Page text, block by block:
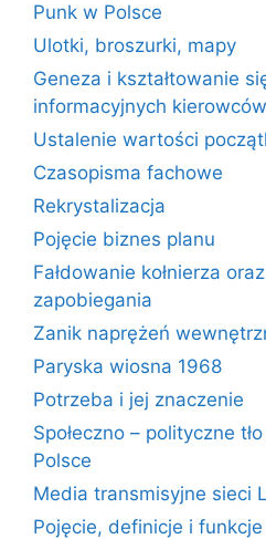
Punk w Polsce
Ulotki, broszurki, mapy
Geneza i kształtowanie
informacyjnych kierowców
Ustalenie wartości
Czasopisma fachowe
Rekrystalizacja
Pojęcie biznes planu
Fałdowanie kołnierza
zapobiegania
Zanik naprężeń
Paryska wiosna 1968
Potrzeba i jej znaczenie
Społeczno – polityczne
Polsce
Media transmisyjne sieci
Pojęcie, definicje i